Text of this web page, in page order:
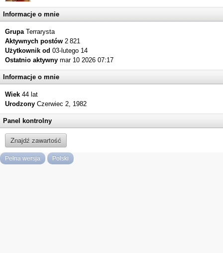
Informacje o mnie
GrupaTerrarysta
Aktywnych postów 2 821
Użytkownik od 03-lutego 14
Ostatnio aktywny mar 10 2026 07:17
Informacje o mnie
Wiek 44 lat
Urodzony Czerwiec 2, 1982
Panel kontrolny
Znajdź zawartość
Pełna wersja Polski